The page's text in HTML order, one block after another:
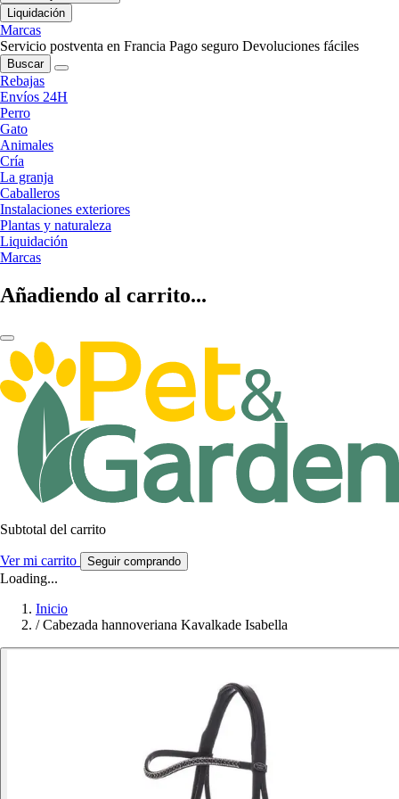
Liquidación
Marcas
Servicio postventa en Francia Pago seguro Devoluciones fáciles
Buscar
Rebajas
Envíos 24H
Perro
Gato
Animales
Cría
La granja
Caballeros
Instalaciones exteriores
Plantas y naturaleza
Liquidación
Marcas
Añadiendo al carrito...
Subtotal del carrito
Ver mi carrito Seguir comprando
Loading...
Inicio
/ Cabezada hannoveriana Kavalkade Isabella